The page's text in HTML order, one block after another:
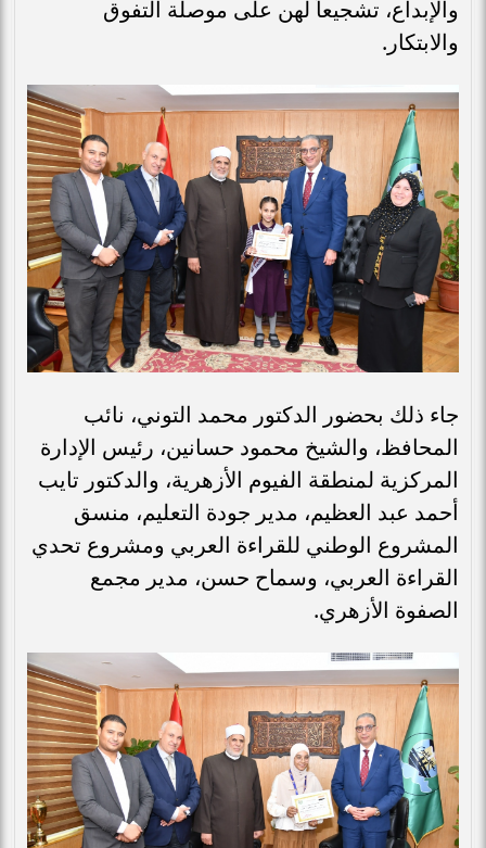
والإبداع، تشجيعاً لهن على موصلة التفوق
والابتكار.
جاء ذلك بحضور الدكتور محمد التوني، نائب
المحافظ، والشيخ محمود حسانين، رئيس الإدارة
المركزية لمنطقة الفيوم الأزهرية، والدكتور تايب
أحمد عبد العظيم، مدير جودة التعليم، منسق
المشروع الوطني للقراءة العربي ومشروع تحدي
القراءة العربي، وسماح حسن، مدير مجمع
الصفوة الأزهري.